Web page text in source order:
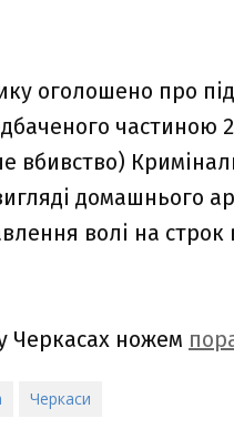
оголошено про
частиною 2
вбивство)
домашнього
волі на строк
Черкасах ножем
Черкаси